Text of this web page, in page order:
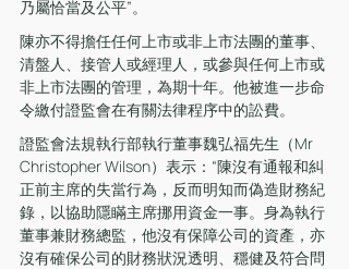
乃屬恰當及公平”。
陳亦不得擔任任何上市或非上市法團的董事、
清盤人、接管人或經理人，或參與任何上市或
非上市法團的管理，為期十年。他被進一步命
令繳付證監會在有關法律程序中的訟費。
證監會法規執行部執行董事魏弘福先生（Mr
Christopher Wilson）表示：“陳沒有通報和糾
正前主席的失當行為，反而明知而偽造財務紀
錄，以協助隱瞞主席挪用資金一事。身為執行
董事兼財務總監，他沒有保障公司的資產，亦
沒有確保公司的財務狀況透明、穩健及符合問